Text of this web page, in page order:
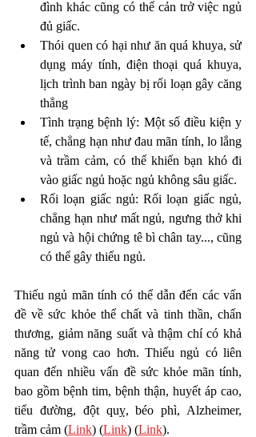
đình khác cũng có thể cản trở việc ngủ
đủ giấc.
Thói quen có hại như ăn quá khuya, sử
dụng máy tính, điện thoại quá khuya,
lịch trình ban ngày bị rối loạn gây căng
thẳng
Tình trạng bệnh lý: Một số điều kiện y
tế, chẳng hạn như đau mãn tính, lo lắng
và trầm cảm, có thể khiến bạn khó đi
vào giấc ngủ hoặc ngủ không sâu giấc.
Rối loạn giấc ngủ: Rối loạn giấc ngủ,
chẳng hạn như mất ngủ, ngưng thở khi
ngủ và hội chứng tê bì chân tay..., cũng
có thể gây thiếu ngủ.
Thiếu ngủ mãn tính có thể dẫn đến các vấn
đề về sức khỏe thể chất và tinh thần, chấn
thương, giảm năng suất và thậm chí có khả
năng tử vong cao hơn. Thiếu ngủ có liên
quan đến nhiều vấn đề sức khỏe mãn tính,
bao gồm bệnh tim, bệnh thận, huyết áp cao,
tiểu đường, đột quỵ, béo phì, Alzheimer,
trầm cảm (Link) (Link) (Link).